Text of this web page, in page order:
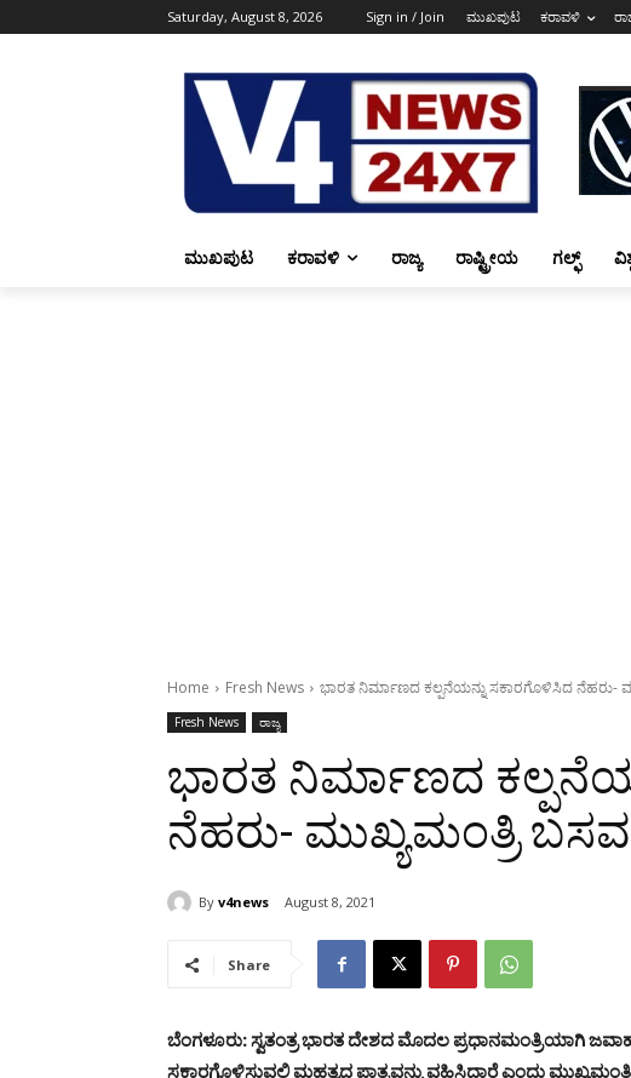
Saturday, August 8, 2026 Sign in / Join ಮುಖಪುಟ ಕರಾವಳಿ
ಮುಖಪುಟ ಕರಾವಳಿ ರಾಜ್ಯ ರಾಷ್ಟ್ರೀಯ ಗಲ್ಫ್
Home Fresh News ಭಾರತ ನಿರ್ಮಾಣದ ಕಲ್ಪನೆಯನ್ನು ಸಕಾರಗೊಳಿಸಿದ ನೆಹರು-
Fresh News ರಾಜ್ಯ
ಭಾರತ ನಿರ್ಮಾಣದ
ನೆಹರು- ಮುಖ್ಯಮಂತ್ರಿ
By v4news August 8, 2021
Share
ಬೆಂಗಳೂರು: ಸ್ವತಂತ್ರ ಭಾರತ ದೇಶದ ಮೊದಲ ಪ್ರಧಾನಮಂತ್ರಿಯಾಗಿ
ಸಕಾರಗೊಳಿಸುವಲ್ಲಿ ಮಹತ್ವದ ಪಾತ್ರವನ್ನು ವಹಿಸಿದ್ದಾರೆ ಎಂದು